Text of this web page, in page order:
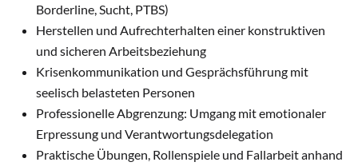
Borderline, Sucht, PTBS)
Herstellen und Aufrechterhalten einer konstruktiven
und sicheren Arbeitsbeziehung
Krisenkommunikation und Gesprächsführung mit
seelisch belasteten Personen
Professionelle Abgrenzung: Umgang mit emotionaler
Erpressung und Verantwortungsdelegation
Praktische Übungen, Rollenspiele und Fallarbeit anhand